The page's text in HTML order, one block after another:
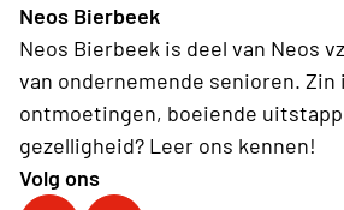
Neos Bierbeek
Neos Bierbeek is deel van Neos
van ondernemende senioren. Zin
ontmoetingen, boeiende
gezelligheid? Leer ons kennen!
Volg ons